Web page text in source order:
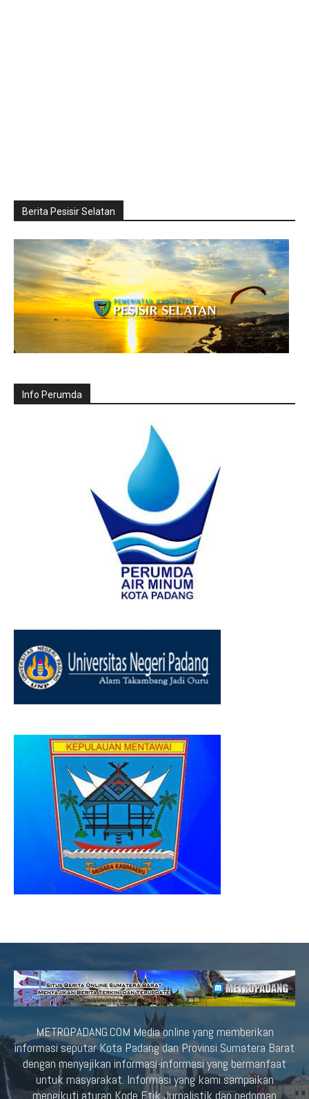
Berita Pesisir Selatan
Info Perumda
METROPADANG.COM Media online yang memberikan
informasi seputar Kota Padang dan Provinsi Sumatera Barat
dengan menyajikan informasi-informasi yang bermanfaat
untuk masyarakat. Informasi yang kami sampaikan
mengikuti aturan Kode Etik Jurnalistik dan pedoman